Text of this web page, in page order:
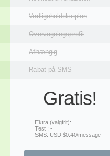
Vedligeholdelseplan
Overvågningsprofil
Afhængig
Rabat på SMS
Gratis!
Ektra (valgfrit):
Test : -
SMS: USD $0.40/message